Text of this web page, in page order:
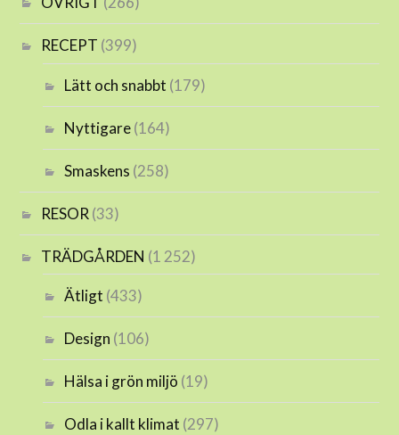
RECEPT (399)
Lätt och snabbt (179)
Nyttigare(164)
Smaskens (258)
RESOR (33)
TRÄDGÅRDEN (1 252)
Ätligt (433)
Design (106)
Hälsa i grön miljö (19)
Odla i kallt klimat (297)